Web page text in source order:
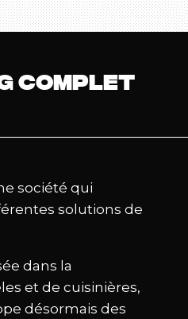
COMPLET
société qui
solutions de
dans la
et de cuisinières,
désormais des